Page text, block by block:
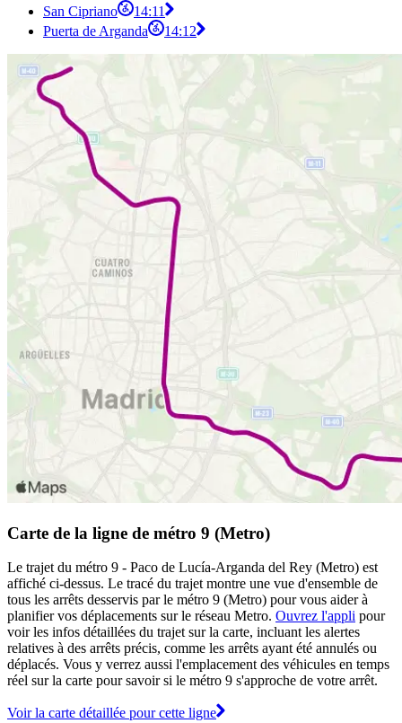
San Cipriano
14:11
Puerta de Arganda
14:12
Carte de la ligne de métro 9 (Metro)
Le trajet du métro 9 - Paco de Lucía-Arganda del Rey (Metro) est
affiché ci-dessus. Le tracé du trajet montre une vue d'ensemble de
tous les arrêts desservis par le métro 9 (Metro) pour vous aider à
planifier vos déplacements sur le réseau Metro. Ouvrez l'appli pour
voir les infos détaillées du trajet sur la carte, incluant les alertes
relatives à des arrêts précis, comme les arrêts ayant été annulés ou
déplacés. Vous y verrez aussi l'emplacement des véhicules en temps
réel sur la carte pour savoir si le métro 9 s'approche de votre arrêt.
Voir la carte détaillée pour cette ligne